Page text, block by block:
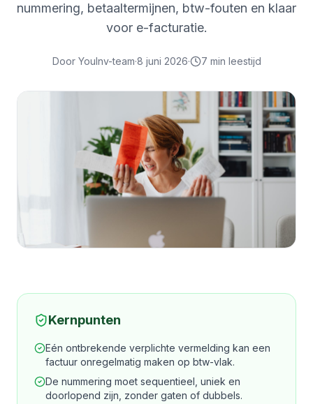
nummering, betaaltermijnen, btw-fouten en klaar
voor e-facturatie.
Door YouInv-team·8 juni 2026· 7 min leestijd
Kernpunten
Eén ontbrekende verplichte vermelding kan een
factuur onregelmatig maken op btw-vlak.
De nummering moet sequentieel, uniek en
doorlopend zijn, zonder gaten of dubbels.